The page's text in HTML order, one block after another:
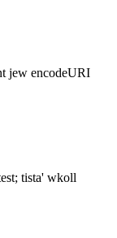
jew encodeURI
tista' wkoll